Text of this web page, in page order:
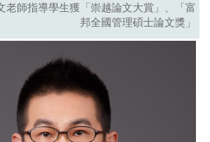
老師指導學生獲「崇越論文大賞」、「富
邦全國管理碩士論文獎」